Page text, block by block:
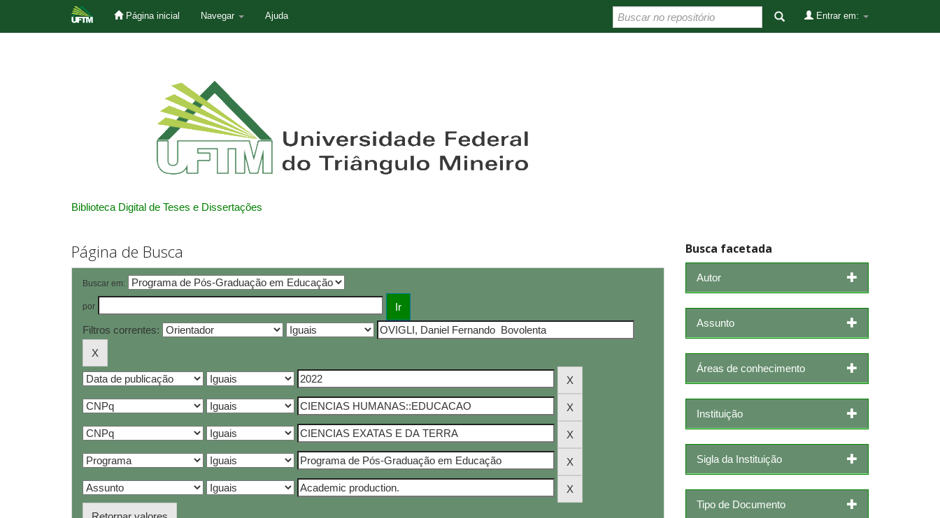
Página inicial Navegar Ajuda Entrar em:
Biblioteca Digital de Teses e Dissertações
Página de Busca
Buscar em:
por
Filtros correntes:
Busca facetada
Autor
Assunto
Áreas de conhecimento
Instituição
Sigla da Instituição
Tipo de Documento